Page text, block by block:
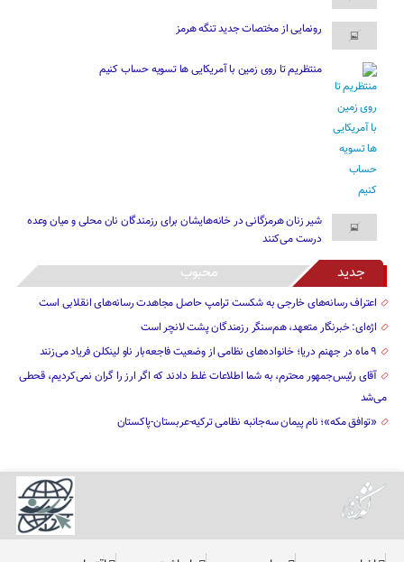
رونمایی از مختصات جدید تنگه هرمز
منتظریم تا روی زمین با آمریکایی ها تسویه حساب کنیم
شیر زنان هرمزگانی در خانه‌هایشان برای رزمندگان نان محلی و میان وعده
درست می‌کنند
جدید محبوب
اعتراف رسانه‌های خارجی به شکست ترامپ حاصل مجاهدت رسانه‌های انقلابی است
اژه‌ای: خبرنگار متعهد، هم‌سنگر رزمندگان پشت لانچر است
۹ ماه در جهنم دریا؛ خانواده‌های نظامی از وضعیت فاجعه‌بار ناو لینکلن فریاد می‌زنند
آقای رئیس‌جمهور محترم، به شما اطلاعات غلط دادند که اگر ارز را گران نمی‌کردیم، قحطی
می‌شد
«توافق مکه»؛ نام پیمان سه‌جانبه نظامی ترکیه-عربستان-پاکستان